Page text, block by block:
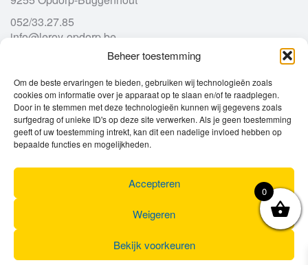
Beheer toestemming
Om de beste ervaringen te bieden, gebruiken wij technologieën zoals
cookies om informatie over je apparaat op te slaan en/of te raadplegen.
Door in te stemmen met deze technologieën kunnen wij gegevens zoals
surfgedrag of unieke ID's op deze site verwerken. Als je geen toestemming
geeft of uw toestemming intrekt, kan dit een nadelige invloed hebben op
bepaalde functies en mogelijkheden.
Accepteren
Weigeren
Bekijk voorkeuren
052/33.27.85
info@leroy-opdorp.be
Openingsuren
Ma
gesloten
Di
9u – 12u
13u – 18u00
Wo
9u – 12u
13u – 18u00
Do
9u – 12u
13u – 18u00
13u – 18u00
Za
0